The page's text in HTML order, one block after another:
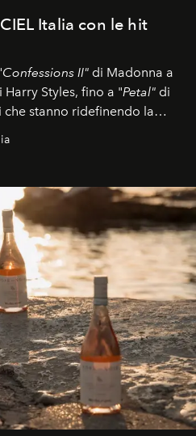
Italia con le hit
Confessions II" di Madonna a
Harry Styles, fino a "Petal" di
stanno ridefinendo la